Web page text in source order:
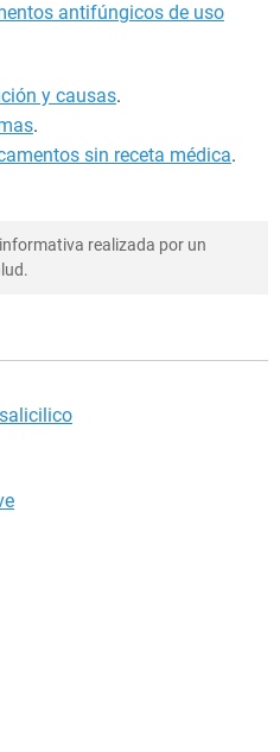
antifúngicos de uso
y causas.
.
sin receta médica.
realizada por un